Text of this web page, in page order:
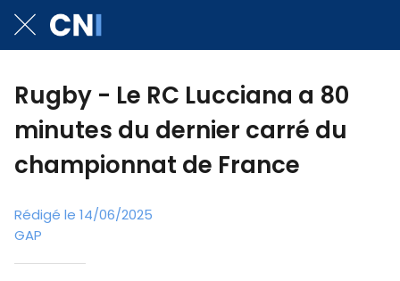
Rugby - Le RC Lucciana a 80
minutes du dernier carré du
championnat de France
Rédigé le 14/06/2025
GAP